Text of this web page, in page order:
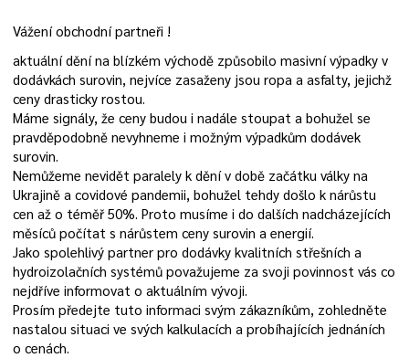
Vážení obchodní partneři !
aktuální dění na blízkém východě způsobilo masivní výpadky v
dodávkách surovin, nejvíce zasaženy jsou ropa a asfalty, jejichž
ceny drasticky rostou.
Máme signály, že ceny budou i nadále stoupat a bohužel se
pravděpodobně nevyhneme i možným výpadkům dodávek
surovin.
Nemůžeme nevidět paralely k dění v době začátku války na
Ukrajině a covidové pandemii, bohužel tehdy došlo k nárůstu
cen až o téměř 50%. Proto musíme i do dalších nadcházejících
měsíců počítat s nárůstem ceny surovin a energií.
Jako spolehlivý partner pro dodávky kvalitních střešních a
hydroizolačních systémů považujeme za svoji povinnost vás co
nejdříve informovat o aktuálním vývoji.
Prosím předejte tuto informaci svým zákazníkům, zohledněte
nastalou situaci ve svých kalkulacích a probíhajících jednáních
o cenách.